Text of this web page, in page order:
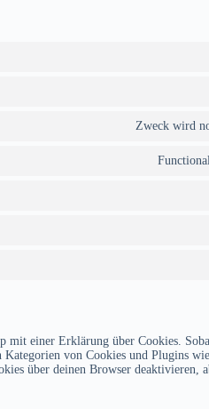
Zweck wird
mit einer Erklärung über Cookies.
von Cookies und Plugins
über deinen Browser deaktivieren,